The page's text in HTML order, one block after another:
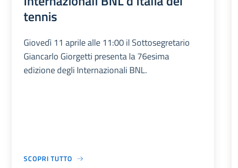
tennis
Giovedì 11 aprile alle 11:00 il Sottosegretario
Giancarlo Giorgetti presenta la 76esima
edizione degli Internazionali BNL.
SCOPRI TUTTO